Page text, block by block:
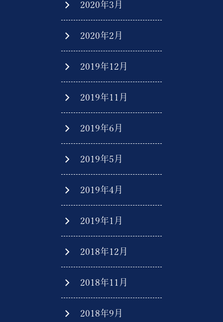
2020年3月
2020年2月
2019年12月
2019年11月
2019年6月
2019年5月
2019年4月
2019年1月
2018年12月
2018年11月
2018年9月